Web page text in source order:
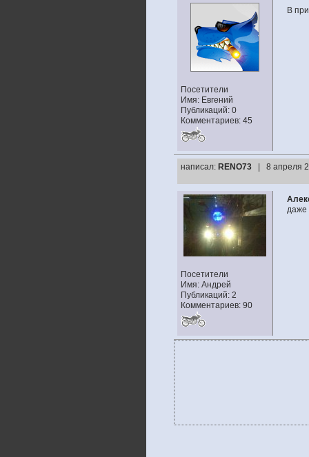
Посетители
Имя: Евгений
Публикаций: 0
Комментариев: 45
В
написал: RENO73 | 8 апреля
Посетители
Имя: Андрей
Публикаций: 2
Комментариев: 90
даже